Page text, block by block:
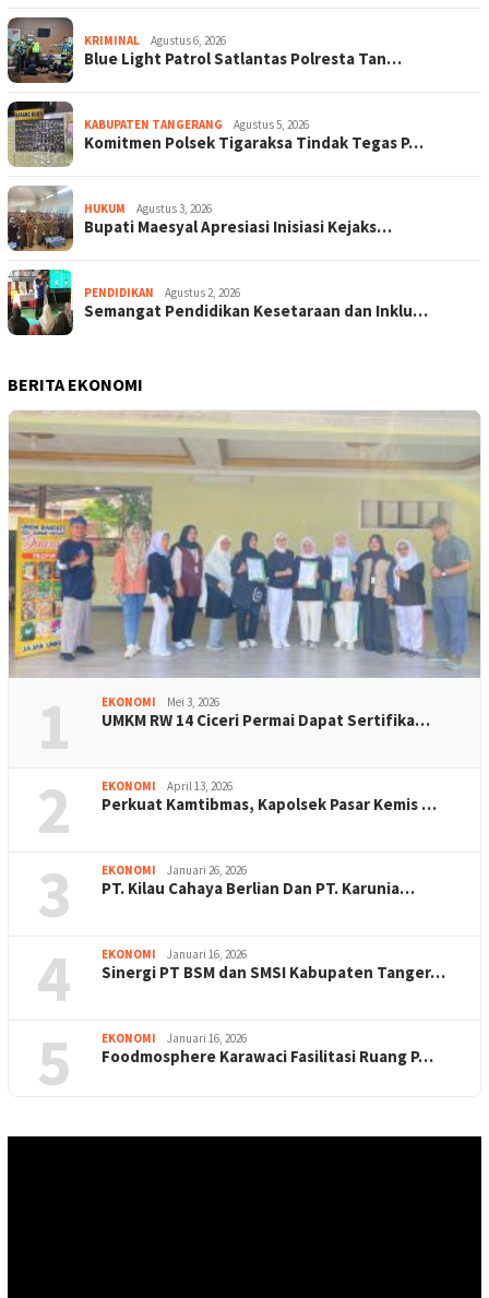
KRIMINAL Agustus 6, 2026
Blue Light Patrol Satlantas Polresta Tan…
KABUPATEN TANGERANG Agustus 5, 2026
Komitmen Polsek Tigaraksa Tindak Tegas P…
HUKUM Agustus 3, 2026
Bupati Maesyal Apresiasi Inisiasi Kejaks…
PENDIDIKAN Agustus 2, 2026
Semangat Pendidikan Kesetaraan dan Inklu…
BERITA EKONOMI
1 EKONOMI Mei 3, 2026
UMKM RW 14 Ciceri Permai Dapat Sertifika…
2 EKONOMI April 13, 2026
Perkuat Kamtibmas, Kapolsek Pasar Kemis …
3 EKONOMI Januari 26, 2026
PT. Kilau Cahaya Berlian Dan PT. Karunia…
4 EKONOMI Januari 16, 2026
Sinergi PT BSM dan SMSI Kabupaten Tanger…
5 EKONOMI Januari 16, 2026
Foodmosphere Karawaci Fasilitasi Ruang P…